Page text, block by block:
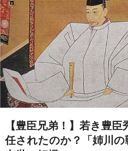
【豊臣兄弟！】若き豊
任されたのか？「姉川